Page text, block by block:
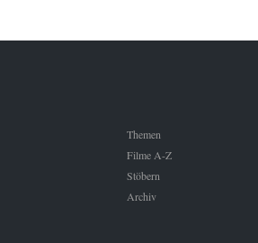
Schnee.
Themen
Filme A-Z
Stöbern
Archiv